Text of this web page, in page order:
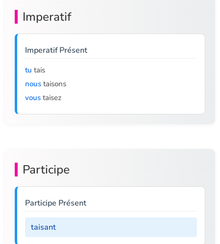
Imperatif
Imperatif Présent
tu tais
nous taisons
vous taisez
Participe
Participe Présent
taisant